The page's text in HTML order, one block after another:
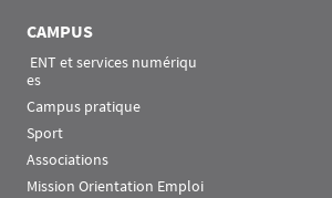
CAMPUS
es
Campus pratique
Sport
Associations
Mission Orientation Emploi